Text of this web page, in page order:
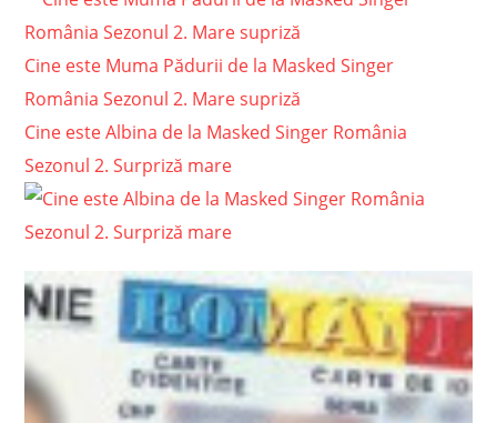
Cine este Muma Pădurii de la Masked Singer
România Sezonul 2. Mare supriză
Cine este Albina de la Masked Singer România
Sezonul 2. Surpriză mare